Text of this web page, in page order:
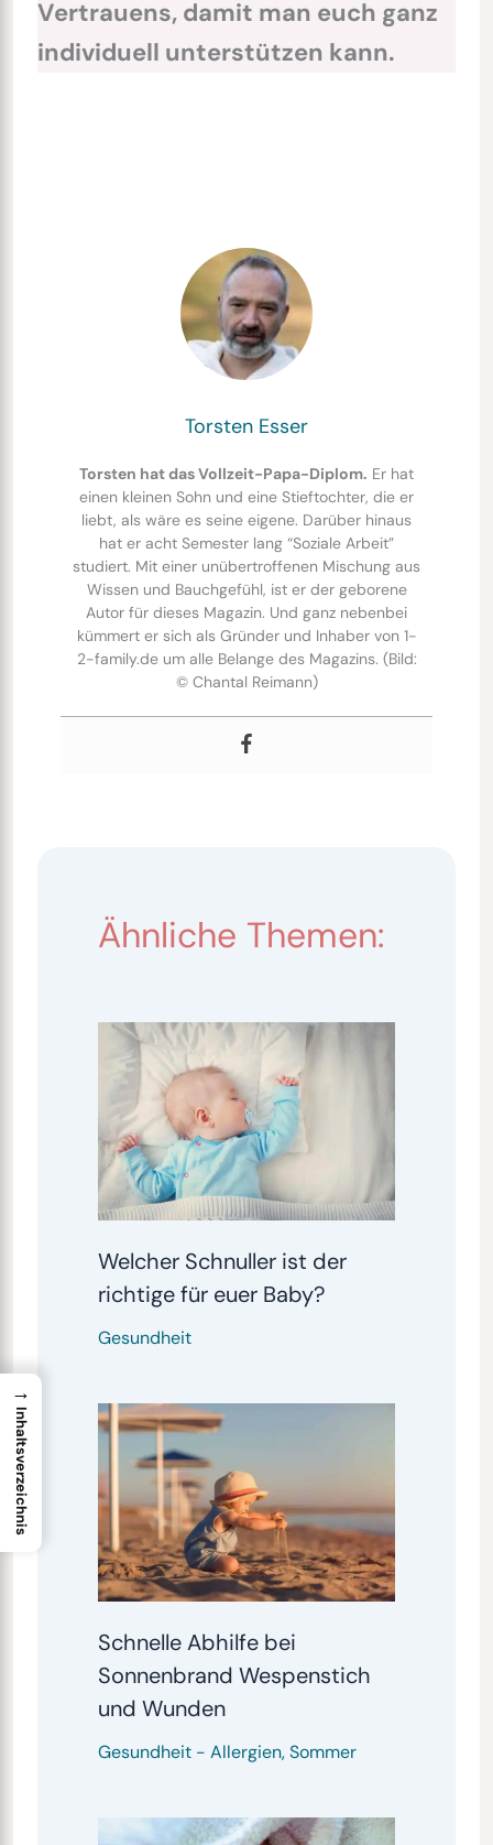
Vertrauens, damit man euch ganz
individuell unterstützen kann.
Torsten Esser
Torsten hat das Vollzeit-Papa-Diplom. Er hat
einen kleinen Sohn und eine Stieftochter, die er
liebt, als wäre es seine eigene. Darüber hinaus
hat er acht Semester lang “Soziale Arbeit”
studiert. Mit einer unübertroffenen Mischung aus
Wissen und Bauchgefühl, ist er der geborene
Autor für dieses Magazin. Und ganz nebenbei
kümmert er sich als Gründer und Inhaber von 1-
2-family.de um alle Belange des Magazins. (Bild:
© Chantal Reimann)
Ähnliche Themen:
Welcher Schnuller ist der
richtige für euer Baby?
Gesundheit
Schnelle Abhilfe bei
Sonnenbrand Wespenstich
und Wunden
Gesundheit- Allergien,Sommer
→
Inhaltsverzeichnis